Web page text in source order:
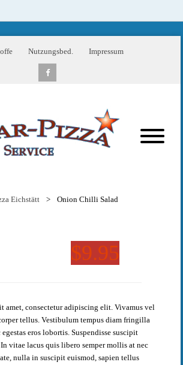
Nutzungsbed. Impressum
Eichstätt > Onion Chilli Salad
$9.95
amet, consectetur adipiscing elit. Vivamus vel
tellus. Vestibulum tempus diam fringilla
eros lobortis. Suspendisse suscipit
vitae lacus quis libero semper mollis at nec
nulla in suscipit euismod, sapien tellus